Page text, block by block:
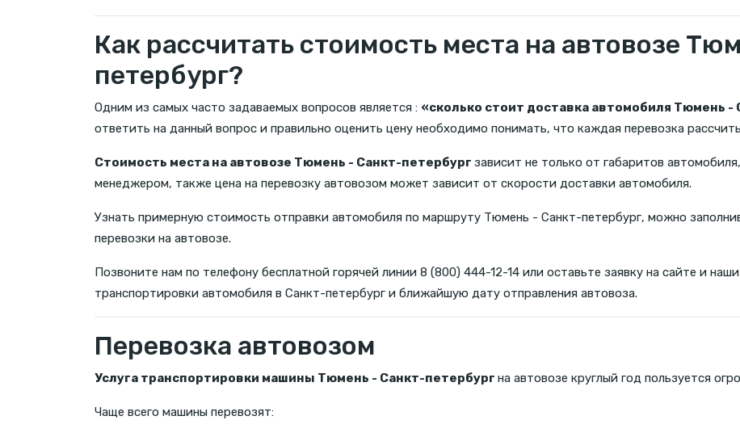
Как рассчитать стоимость места на автовозе
петербург?
Одним из самых часто задаваемых вопросов является : «сколько стоит доставка автомобиля Тюмень -
ответить на данный вопрос и правильно оценить цену необходимо понимать, что каждая перевозка
Стоимость места на автовозе Тюмень - Санкт-петербург зависит не только от габаритов
менеджером, также цена на перевозку автовозом может зависит от скорости доставки автомобиля.
Узнать примерную стоимость отправки автомобиля по маршруту Тюмень - Санкт-петербург, можно
перевозки на автовозе.
Позвоните нам по телефону бесплатной горячей линии 8 (800) 444-12-14 или оставьте заявку на сайте и
транспортировки автомобиля в Санкт-петербург и ближайшую дату отправления автовоза.
Перевозка автовозом
Услуга транспортировки машины Тюмень - Санкт-петербург на автовозе круглый год пользуется
Чаще всего машины перевозят: